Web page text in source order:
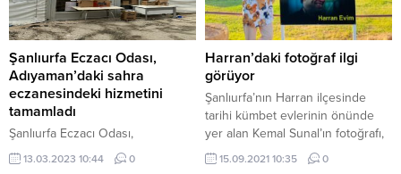
Şanlıurfa Eczacı Odası,
Adıyaman’daki sahra
eczanesindeki hizmetini
tamamladı
Şanlıurfa Eczacı Odası,
Adıyaman'daki sahra
eczanesindeki hizmetini
13.03.2023 10:44 0
Harran’daki fotoğraf ilgi
görüyor
Şanlıurfa’nın Harran ilçesinde
tarihi kümbet evlerinin önünde
yer alan Kemal Sunal’ın fotoğrafı,
yerli ve yabancı turistler
tarafından yoğun ilgi görüyor.
15.09.2021 10:35 0